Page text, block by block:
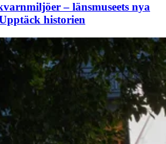
– länsmuseets nya
historien